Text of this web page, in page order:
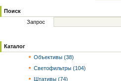
Поиск
Запрос
Каталог
Объективы (38)
Светофильтры (104)
Штативы (74)